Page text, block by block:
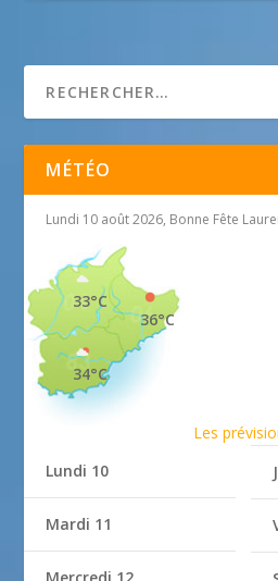
MÉTÉO
Lundi 10 août 2026, Bonne Fête
36°C
33°C
34°C
Les
Lundi 10
Mardi 11